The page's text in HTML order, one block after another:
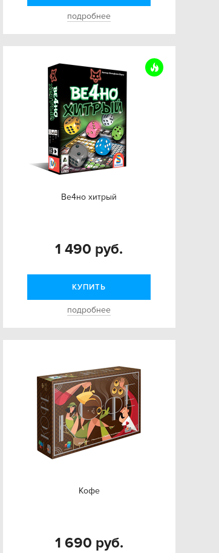
подробнее
Ве4но хитрый
1 490 руб.
КУПИТЬ
подробнее
Кофе
1 690 руб.